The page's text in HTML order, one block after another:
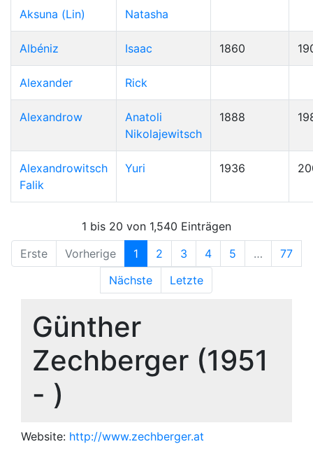
Aksuna (Lin) Natasha
Albéniz Isaac 1860
Alexander Rick
Alexandrow
Anatoli
Nikolajewitsch
1888
Alexandrowitsch
Falik
Yuri 1936
1 bis 20 von 1,540 Einträgen
Erste
Vorherige 1 2 3 4 5 …
77
Nächste
Letzte
Günther
Zechberger (1951
- )
Website: http://www.zechberger.at